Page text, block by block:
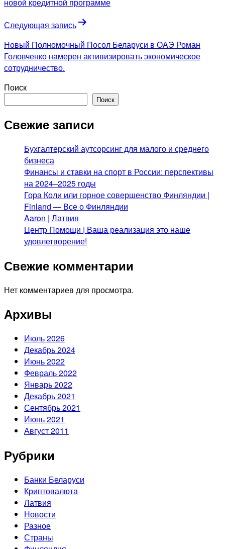
записям
Следующая запись
Новый Полномочный Посол Беларуси в ОАЭ Роман
Головченко намерен активизировать экономическое
сотрудничество.
Поиск
Поиск
Свежие записи
Бухгалтерский аутсорсинг для малого и среднего
бизнеса
Финансы и ставки на спорт в России: перспективы
на 2024–2025 годы
Гора Коли или горное совершенство Финляндии |
Finland — Все о Финляндии
Aaron | Латвия
Центр Помощи | Ваша реализация это наше
удовлетворение!
Свежие комментарии
Нет комментариев для просмотра.
Архивы
Июль 2026
Декабрь 2024
Июнь 2022
Февраль 2022
Январь 2022
Декабрь 2021
Сентябрь 2021
Июнь 2021
Август 2011
Рубрики
Банки Беларуси
Криптовалюта
Латвия
Новости
Разное
Страны